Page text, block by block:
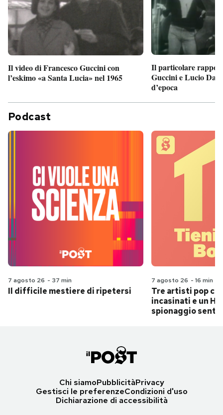
Il video di Francesco Guccini con
l’eskimo «a Santa Lucia» nel 1965
Il particolare
Guccini e Lucio
d’epoca
Podcast
7 agosto 26 - 37 min
Il difficile mestiere di ripetersi
7 agosto 26 - 16 min
Tre artisti pop
incasinati e un
spionaggio
Chi siamoPubblicitàPrivacy
Gestisci le preferenzeCondizioni d'uso
Dichiarazione di accessibilità